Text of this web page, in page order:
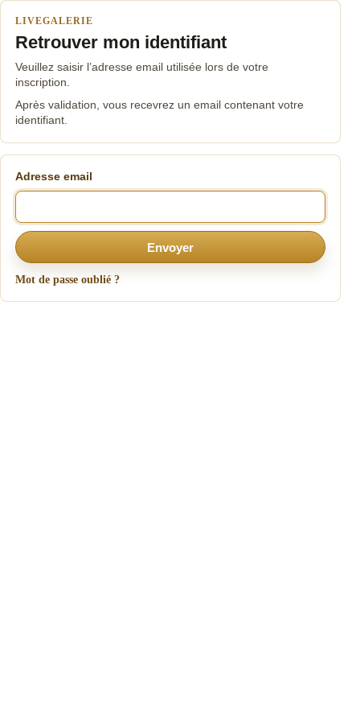
LIVEGALERIE
Retrouver mon identifiant
Veuillez saisir l’adresse email utilisée lors de votre
inscription.
Après validation, vous recevrez un email contenant votre
identifiant.
Adresse email
Envoyer
Mot de passe oublié ?